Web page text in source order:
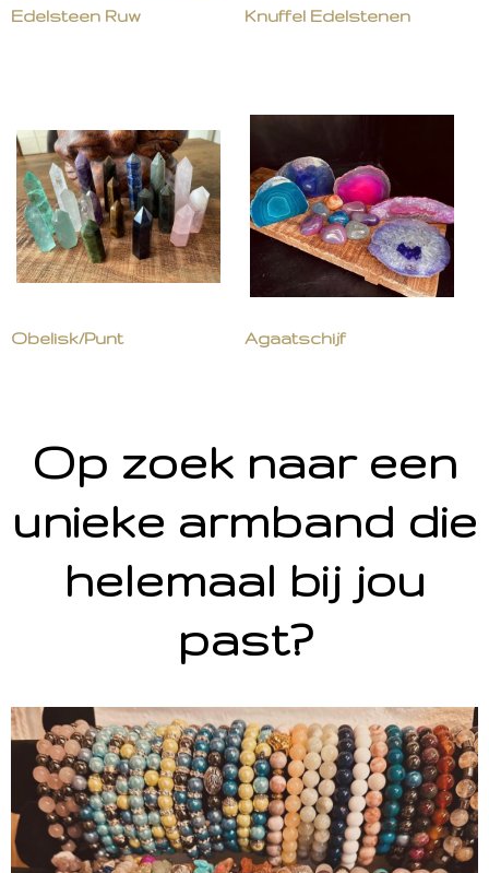
Edelsteen Ruw Knuffel Edelstenen
Obelisk/Punt Agaatschijf
Op zoek naar een
unieke armband die
helemaal bij jou
past?